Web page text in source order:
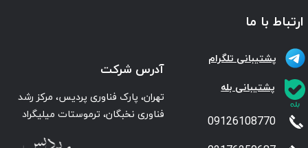
ارتباط با ما
آدرس شرکت
تهران، پارک فناوری پردیس، مرکز رشد
فناوری نخبگان، ترموستات میلیگراد
پشتیبانی تلگرام
09126108770
پشتیبانی بله